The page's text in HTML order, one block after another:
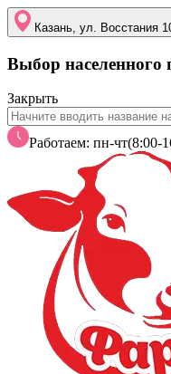
Казань, ул. Восстания
Выбор населенного
Закрыть
Работаем: пн-чт(8:00-